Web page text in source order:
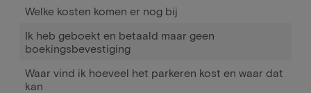
Welke kosten komen er nog bij
Ik heb geboekt en betaald maar geen
boekingsbevestiging
Waar vind ik hoeveel het parkeren kost en waar dat
kan